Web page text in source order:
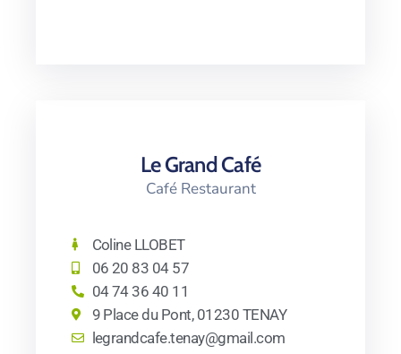
Le Grand Café
Café Restaurant
Coline LLOBET
06 20 83 04 57
04 74 36 40 11
9 Place du Pont, 01230 TENAY
legrandcafe.tenay@gmail.com